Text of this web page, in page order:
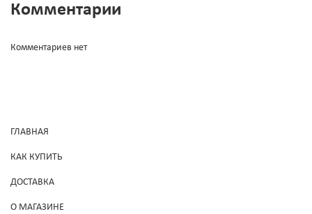
Комментарии
Комментариев нет
ГЛАВНАЯ
КАК КУПИТЬ
ДОСТАВКА
О МАГАЗИНЕ